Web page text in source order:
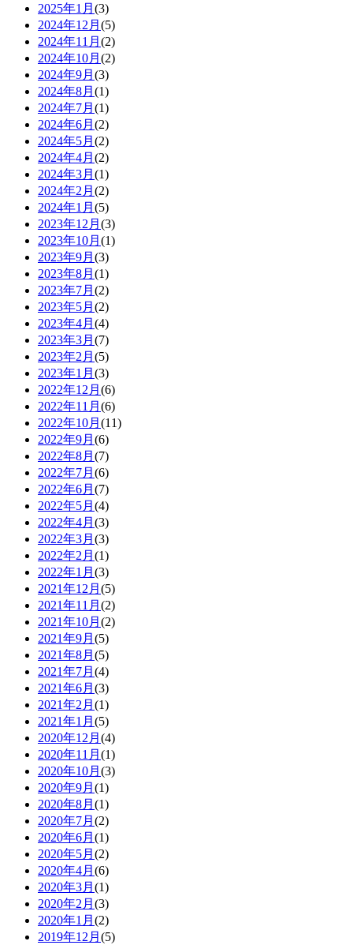
2025年1月 (3)
2024年12月 (5)
2024年11月 (2)
2024年10月 (2)
2024年9月 (3)
2024年8月 (1)
2024年7月 (1)
2024年6月 (2)
2024年5月 (2)
2024年4月 (2)
2024年3月 (1)
2024年2月 (2)
2024年1月 (5)
2023年12月 (3)
2023年10月 (1)
2023年9月 (3)
2023年8月 (1)
2023年7月 (2)
2023年5月 (2)
2023年4月 (4)
2023年3月 (7)
2023年2月 (5)
2023年1月 (3)
2022年12月 (6)
2022年11月 (6)
2022年10月 (11)
2022年9月 (6)
2022年8月 (7)
2022年7月 (6)
2022年6月 (7)
2022年5月 (4)
2022年4月 (3)
2022年3月 (3)
2022年2月 (1)
2022年1月 (3)
2021年12月 (5)
2021年11月 (2)
2021年10月 (2)
2021年9月 (5)
2021年8月 (5)
2021年7月 (4)
2021年6月 (3)
2021年2月 (1)
2021年1月 (5)
2020年12月 (4)
2020年11月 (1)
2020年10月 (3)
2020年9月 (1)
2020年8月 (1)
2020年7月 (2)
2020年6月 (1)
2020年5月 (2)
2020年4月 (6)
2020年3月 (1)
2020年2月 (3)
2020年1月 (2)
2019年12月 (5)